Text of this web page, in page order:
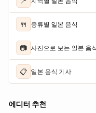
🍴 종류별 일본 음식
📷 사진으로 보는 일본 음
📋 일본 음식 기사
에디터 추천